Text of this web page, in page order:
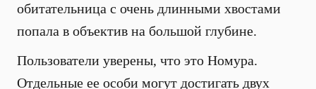
обитательница с очень длинными хвостами
попала в объектив на большой глубине.
Пользователи уверены, что это Номура.
Отдельные ее особи могут достигать двух